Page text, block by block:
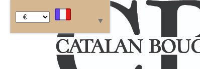
▼
Panneau de gestion des cookies